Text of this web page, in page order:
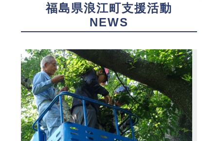
福島県浪江町支援活動
NEWS